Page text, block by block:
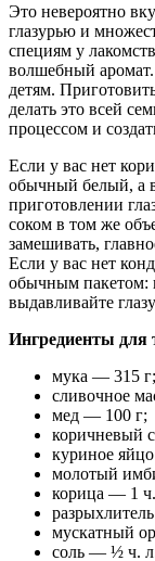
Это невероятно
глазурью и
специям у
волшебный аромат.
детям.
делать это всей
процессом и
Если у вас нет
обычный белый, а
приготовлении
соком в том же
замешивать,
Если у вас нет
обычным пакетом:
выдавливайте
Ингредиенты для
мука — 315 г;
сливочное
мед — 100 г;
коричневый
куриное
молотый
корица — 1
мускатный
соль — ½ ч.